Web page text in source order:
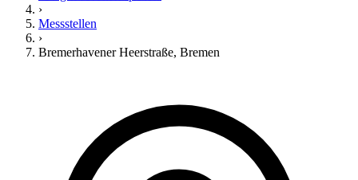
›
Messstellen
›
Bremerhavener Heerstraße, Bremen